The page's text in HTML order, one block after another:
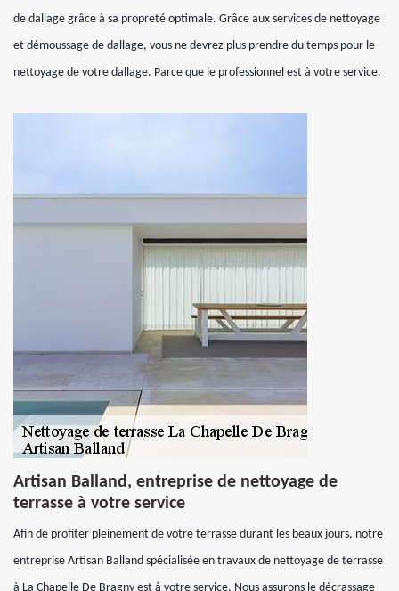
de dallage grâce à sa propreté optimale. Grâce aux services de nettoyage
et démoussage de dallage, vous ne devrez plus prendre du temps pour le
nettoyage de votre dallage. Parce que le professionnel est à votre service.
Artisan Balland, entreprise de nettoyage de
terrasse à votre service
Afin de profiter pleinement de votre terrasse durant les beaux jours, notre
entreprise Artisan Balland spécialisée en travaux de nettoyage de terrasse
à La Chapelle De Bragny est à votre service. Nous assurons le décrassage